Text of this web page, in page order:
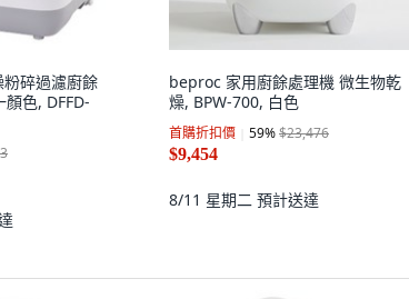
碎過濾廚餘
色, DFFD-
beproc 家用廚餘處理機 微生物乾
燥, BPW-700, 白色
首購折扣價 59%$23,476
$9,454
8/11 星期二 預計送達